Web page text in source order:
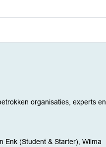
organisaties, experts en
Enk (Student & Starter), Wilma